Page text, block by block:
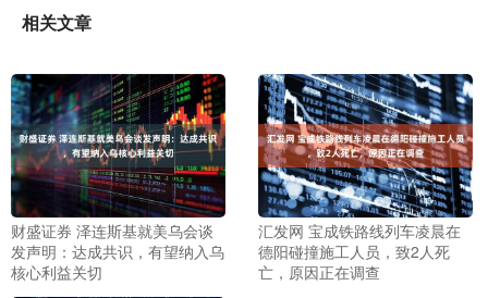
相关文章
财盛证券 泽连斯基就美乌会谈
发声明：达成共识，有望纳入乌
核心利益关切
汇发网 宝成铁路线列车凌晨在
德阳碰撞施工人员，致2人死
亡，原因正在调查